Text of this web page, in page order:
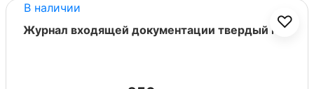
В наличии
♡
Журнал входящей документации твердый №7